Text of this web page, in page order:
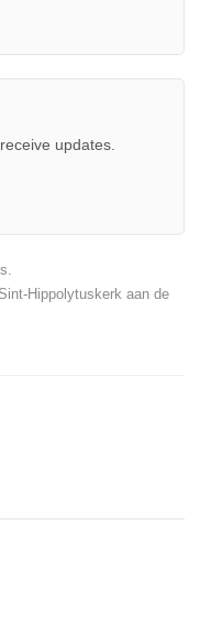
updates.
Hippolytuskerk aan de